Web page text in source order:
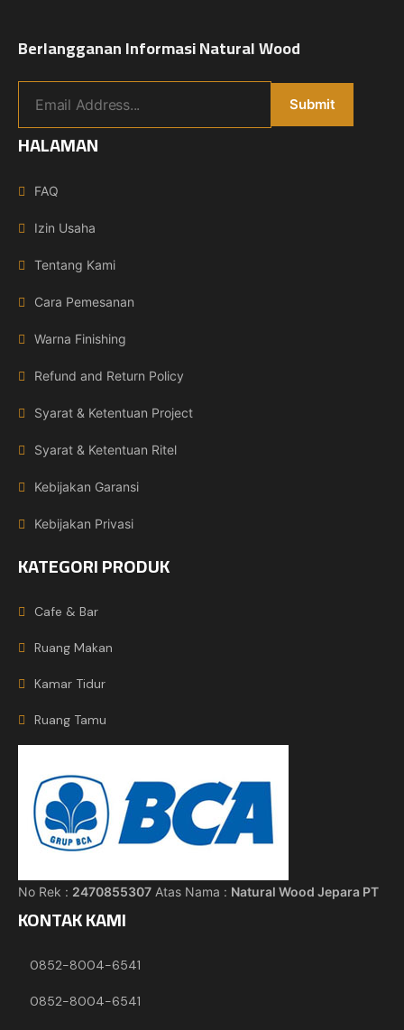
Berlangganan Informasi Natural Wood
HALAMAN
FAQ
Izin Usaha
Tentang Kami
Cara Pemesanan
Warna Finishing
Refund and Return Policy
Syarat & Ketentuan Project
Syarat & Ketentuan Ritel
Kebijakan Garansi
Kebijakan Privasi
KATEGORI PRODUK
Cafe & Bar
Ruang Makan
Kamar Tidur
Ruang Tamu
No Rek : 2470855307 Atas Nama : Natural Wood Jepara PT
KONTAK KAMI
0852-8004-6541
0852-8004-6541